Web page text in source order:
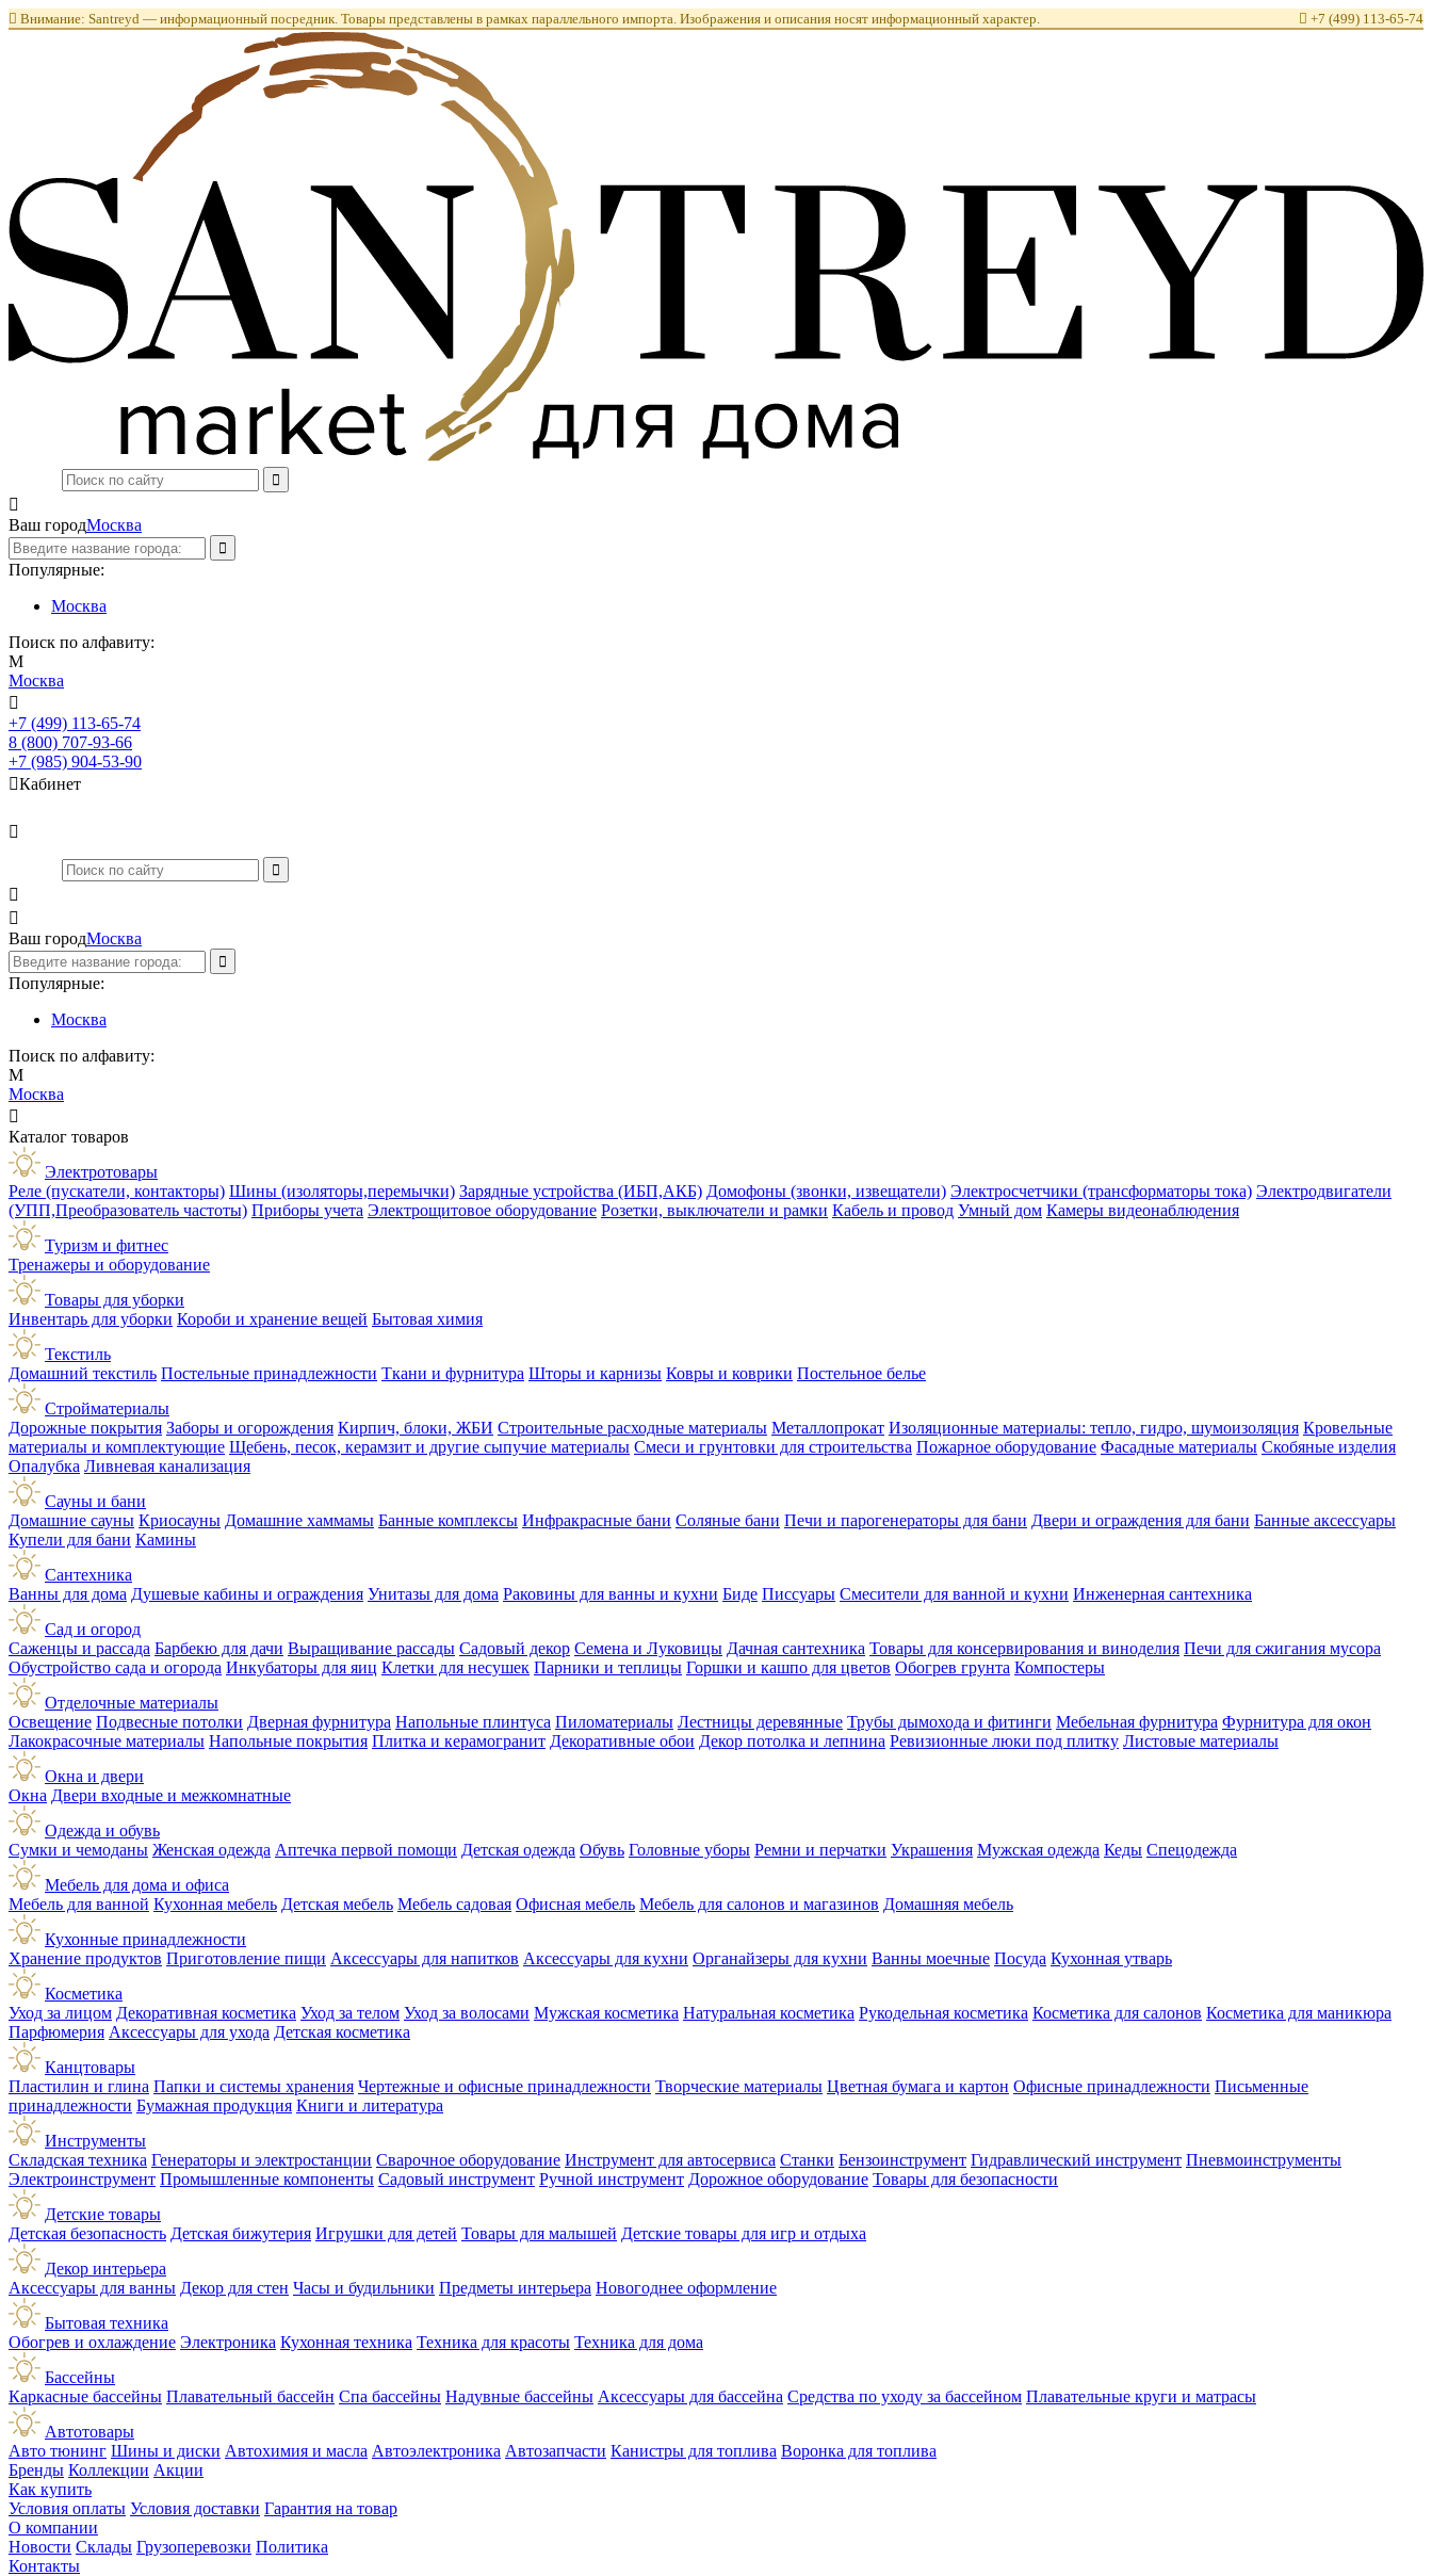
 Внимание: Santreyd — информационный посредник. Товары представлены в рамках параллельного импорта. Изображения и описания носят информационный характер.  +7 (499) 113-65-74

Ваш городМосква
Популярные:
Москва
Поиск по алфавиту:
М
Москва

+7 (499) 113-65-74
8 (800) 707-93-66
+7 (985) 904-53-90
Кабинет



Ваш городМосква
Популярные:
Москва
Поиск по алфавиту:
М
Москва

Каталог товаров
Электротовары
Реле (пускатели, контакторы) Шины (изоляторы,перемычки) Зарядные устройства (ИБП,АКБ) Домофоны (звонки, извещатели) Электросчетчики (трансформаторы тока) Электродвигатели
(УПП,Преобразователь частоты) Приборы учета Электрощитовое оборудование Розетки, выключатели и рамки Кабель и провод Умный дом Камеры видеонаблюдения
Туризм и фитнес
Тренажеры и оборудование
Товары для уборки
Инвентарь для уборки Короби и хранение вещей Бытовая химия
Текстиль
Домашний текстиль Постельные принадлежности Ткани и фурнитура Шторы и карнизы Ковры и коврики Постельное белье
Стройматериалы
Дорожные покрытия Заборы и огорождения Кирпич, блоки, ЖБИ Строительные расходные материалы Металлопрокат Изоляционные материалы: тепло, гидро, шумоизоляция Кровельные
материалы и комплектующие Щебень, песок, керамзит и другие сыпучие материалы Смеси и грунтовки для строительства Пожарное оборудование Фасадные материалы Скобяные изделия
Опалубка Ливневая канализация
Сауны и бани
Домашние сауны Криосауны Домашние хаммамы Банные комплексы Инфракрасные бани Соляные бани Печи и парогенераторы для бани Двери и ограждения для бани Банные аксессуары
Купели для бани Камины
Сантехника
Ванны для дома Душевые кабины и ограждения Унитазы для дома Раковины для ванны и кухни Биде Писсуары Смесители для ванной и кухни Инженерная сантехника
Сад и огород
Саженцы и рассада Барбекю для дачи Выращивание рассады Садовый декор Семена и Луковицы Дачная сантехника Товары для консервирования и виноделия Печи для сжигания мусора
Обустройство сада и огорода Инкубаторы для яиц Клетки для несушек Парники и теплицы Горшки и кашпо для цветов Обогрев грунта Компостеры
Отделочные материалы
Освещение Подвесные потолки Дверная фурнитура Напольные плинтуса Пиломатериалы Лестницы деревянные Трубы дымохода и фитинги Мебельная фурнитура Фурнитура для окон
Лакокрасочные материалы Напольные покрытия Плитка и керамогранит Декоративные обои Декор потолка и лепнина Ревизионные люки под плитку Листовые материалы
Окна и двери
Окна Двери входные и межкомнатные
Одежда и обувь
Сумки и чемоданы Женская одежда Аптечка первой помощи Детская одежда Обувь Головные уборы Ремни и перчатки Украшения Мужская одежда Кеды Спецодежда
Мебель для дома и офиса
Мебель для ванной Кухонная мебель Детская мебель Мебель садовая Офисная мебель Мебель для салонов и магазинов Домашняя мебель
Кухонные принадлежности
Хранение продуктов Приготовление пищи Аксессуары для напитков Аксессуары для кухни Органайзеры для кухни Ванны моечные Посуда Кухонная утварь
Косметика
Уход за лицом Декоративная косметика Уход за телом Уход за волосами Мужская косметика Натуральная косметика Рукодельная косметика Косметика для салонов Косметика для маникюра
Парфюмерия Аксессуары для ухода Детская косметика
Канцтовары
Пластилин и глина Папки и системы хранения Чертежные и офисные принадлежности Творческие материалы Цветная бумага и картон Офисные принадлежности Письменные
принадлежности Бумажная продукция Книги и литература
Инструменты
Складская техника Генераторы и электростанции Сварочное оборудование Инструмент для автосервиса Станки Бензоинструмент Гидравлический инструмент Пневмоинструменты
Электроинструмент Промышленные компоненты Садовый инструмент Ручной инструмент Дорожное оборудование Товары для безопасности
Детские товары
Детская безопасность Детская бижутерия Игрушки для детей Товары для малышей Детские товары для игр и отдыха
Декор интерьера
Аксессуары для ванны Декор для стен Часы и будильники Предметы интерьера Новогоднее оформление
Бытовая техника
Обогрев и охлаждение Электроника Кухонная техника Техника для красоты Техника для дома
Бассейны
Каркасные бассейны Плавательный бассейн Спа бассейны Надувные бассейны Аксессуары для бассейна Средства по уходу за бассейном Плавательные круги и матрасы
Автотовары
Авто тюнинг Шины и диски Автохимия и масла Автоэлектроника Автозапчасти Канистры для топлива Воронка для топлива
Бренды Коллекции Акции
Как купить
Условия оплаты Условия доставки Гарантия на товар
О компании
Новости Склады Грузоперевозки Политика
Контакты